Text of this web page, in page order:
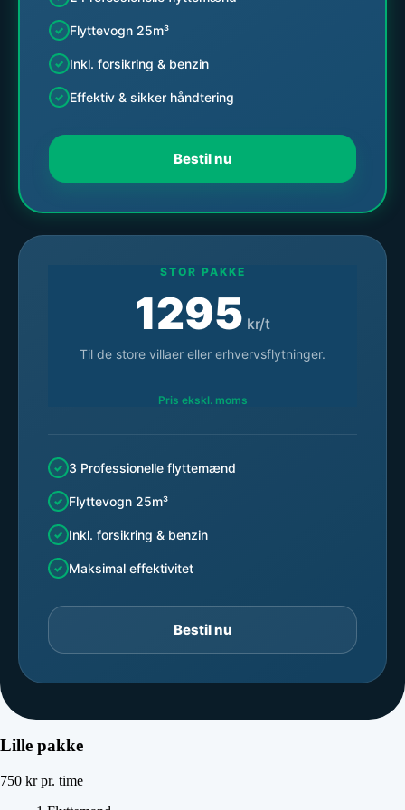
Flyttevogn 25m³
Inkl. forsikring & benzin
Effektiv & sikker håndtering
Bestil nu
STOR PAKKE
1295 kr/t
Til de store villaer eller erhvervsflytninger.
Pris ekskl. moms
3 Professionelle flyttemænd
Flyttevogn 25m³
Inkl. forsikring & benzin
Maksimal effektivitet
Bestil nu
Lille pakke
750 kr pr. time